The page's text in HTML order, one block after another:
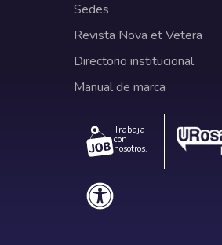
Sedes
Revista Nova et Vetera
Directorio institucional
Manual de marca
Trabaja
con
nosotros.